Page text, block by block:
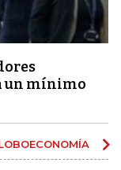
un mínimo